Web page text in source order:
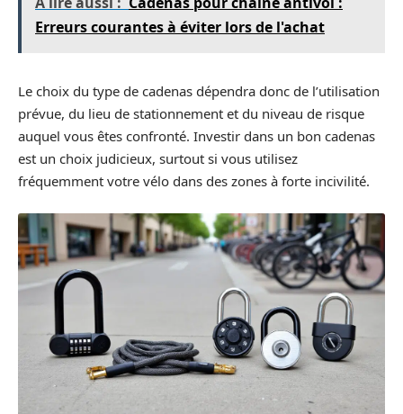
Erreurs courantes à éviter lors de l'achat
Le choix du type de cadenas dépendra donc de l’utilisation
prévue, du lieu de stationnement et du niveau de risque
auquel vous êtes confronté. Investir dans un bon cadenas
est un choix judicieux, surtout si vous utilisez
fréquemment votre vélo dans des zones à forte incivilité.